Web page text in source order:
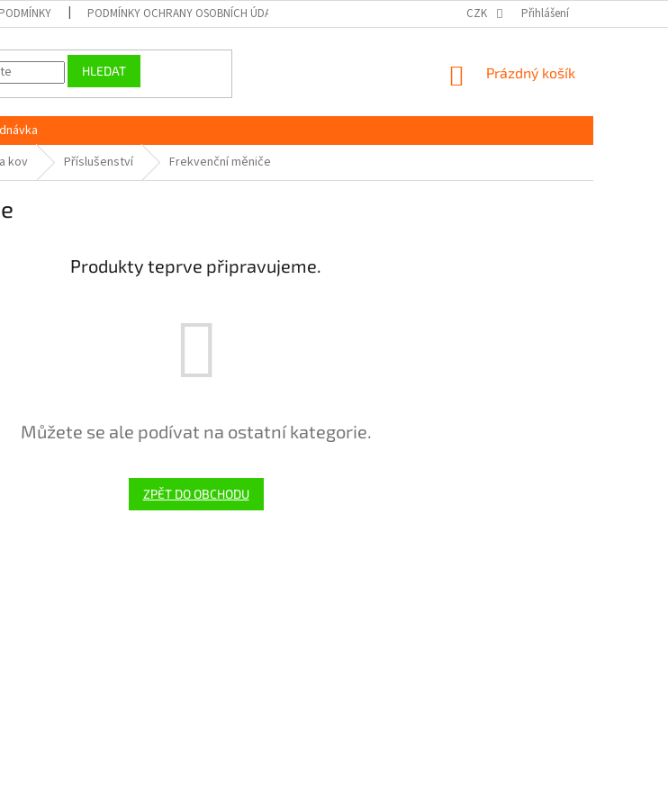
PODMÍNKY OCHRANY OSOBNÍCH ÚDAJŮ GDPR CZK Přihlášení
HLEDAT
NÁKUPNÍ
Prázdný košík
kov Příslušenství Frekvenční měniče
Produkty teprve připravujeme.
Můžete se ale podívat na ostatní kategorie.
ZPĚT DO OBCHODU